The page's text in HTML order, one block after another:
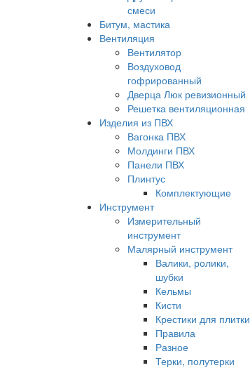
смеси
Битум, мастика
Вентиляция
Вентилятор
Воздуховод
гофрированный
Дверца Люк ревизионный
Решетка вентиляционная
Изделия из ПВХ
Вагонка ПВХ
Молдинги ПВХ
Панели ПВХ
Плинтус
Комплектующие
Инструмент
Измерительный
инструмент
Малярный инструмент
Валики, ролики,
шубки
Кельмы
Кисти
Крестики для плитки
Правила
Разное
Терки, полутерки